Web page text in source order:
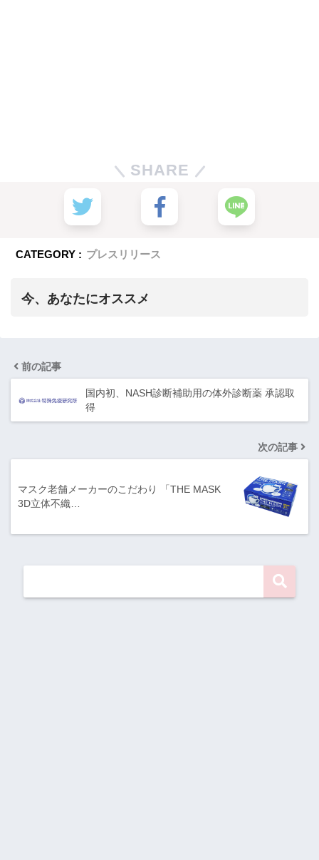
SHARE
CATEGORY : プレスリリース
今、あなたにオススメ
前の記事
国内初、NASH診断補助用の体外診断薬 承認取
得
次の記事
マスク老舗メーカーのこだわり 「THE MASK
3D立体不織…